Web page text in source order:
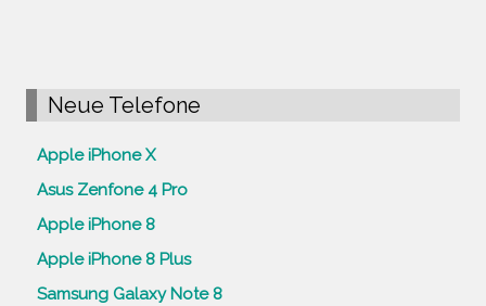
Neue Telefone
Apple iPhone X
Asus Zenfone 4 Pro
Apple iPhone 8
Apple iPhone 8 Plus
Samsung Galaxy Note 8